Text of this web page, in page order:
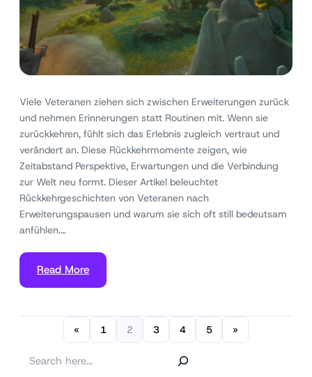
Viele Veteranen ziehen sich zwischen Erweiterungen zurück
und nehmen Erinnerungen statt Routinen mit. Wenn sie
zurückkehren, fühlt sich das Erlebnis zugleich vertraut und
verändert an. Diese Rückkehrmomente zeigen, wie
Zeitabstand Perspektive, Erwartungen und die Verbindung
zur Welt neu formt. Dieser Artikel beleuchtet
Rückkehrgeschichten von Veteranen nach
Erweiterungspausen und warum sie sich oft still bedeutsam
anfühlen.…
Read More
« 1 2 3 4 5 »